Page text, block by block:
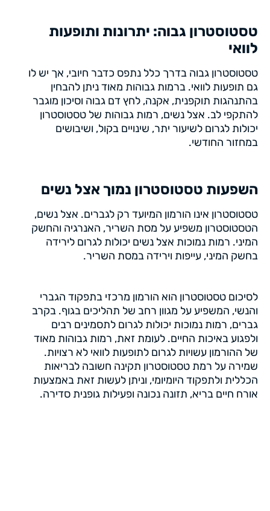
טסטוסטרון גבוה: יתרונות ותופעות
לוואי
טסטוסטרון גבוה בדרך כלל נתפס כדבר חיובי, אך יש לו
גם תופעות לוואי. ברמות גבוהות מאוד ניתן להבחין
בהתנהגות תוקפנית, אקנה, לחץ דם גבוה וסיכון מוגבר
להתקפי לב. אצל נשים, רמות גבוהות של טסטוסטרון
יכולות לגרום לשיעור יתר, שינויים בקול, ושיבושים
במחזור החודשי.
השפעות טסטוסטרון נמוך אצל נשים
טסטוסטרון אינו הורמון המיועד רק לגברים. אצל נשים,
הטסטוסטרון משפיע על מסת השריר, האנרגיה והחשק
המיני. רמות נמוכות אצל נשים יכולות לגרום לירידה
בחשק המיני, עייפות וירידה במסת השריר.
לסיכום טסטוסטרון הוא הורמון מרכזי בתפקוד הגברי
והנשי, המשפיע על מגוון רחב של תהליכים בגוף. בקרב
גברים, רמות נמוכות יכולות לגרום לתסמינים רבים
ולפגוע באיכות החיים. לעומת זאת, רמות גבוהות מאוד
של ההורמון עשויות לגרום לתופעות לוואי לא רצויות.
שמירה על רמת טסטוסטרון תקינה חשובה לבריאות
הכללית ולתפקוד היומיומי, וניתן לעשות זאת באמצעות
אורח חיים בריא, תזונה נכונה ופעילות גופנית סדירה.